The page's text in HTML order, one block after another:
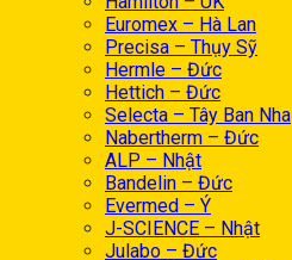
Euromex – Hà Lan
Precisa – Thụy Sỹ
Hermle – Đức
Hettich – Đức
Selecta – Tây Ban Nha
Nabertherm – Đức
ALP – Nhật
Bandelin – Đức
Evermed – Ý
J-SCIENCE – Nhật
Julabo – Đức